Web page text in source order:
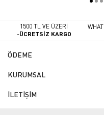
1500 TL VE ÜZERİ
-ÜCRETSİZ KARGO
ÖDEME
KURUMSAL
İLETİŞİM